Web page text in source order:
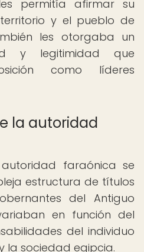
permitía afirmar su
y el pueblo de
les otorgaba un
y legitimidad que
como líderes
la autoridad
faraónica se
estructura de títulos
del Antiguo
en función del
del individuo
la sociedad egipcia.